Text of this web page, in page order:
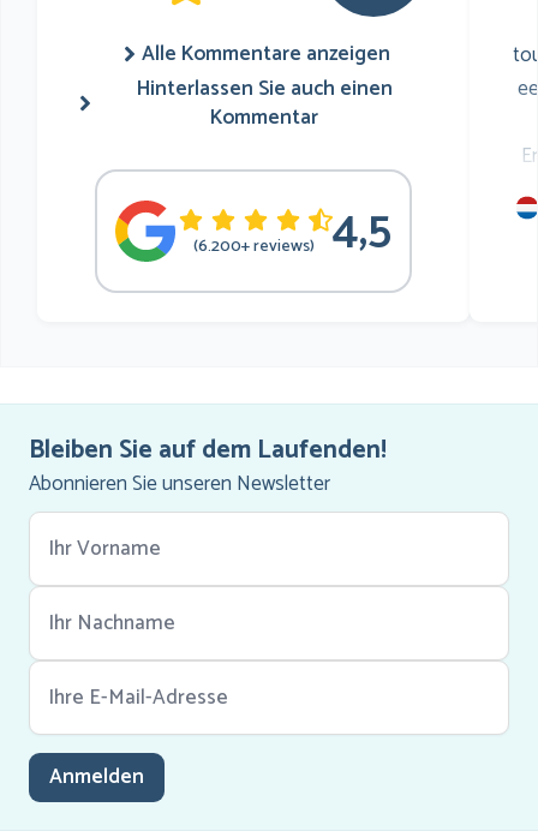
Alle Kommentare anzeigen
Hinterlassen Sie auch einen
Kommentar
(6.200+ reviews) 4,5
Bleiben Sie auf dem Laufenden!
Abonnieren Sie unseren Newsletter
Anmelden